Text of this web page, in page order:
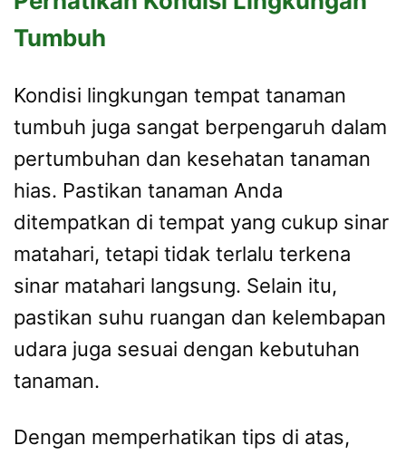
Tumbuh
Kondisi lingkungan tempat tanaman
tumbuh juga sangat berpengaruh dalam
pertumbuhan dan kesehatan tanaman
hias. Pastikan tanaman Anda
ditempatkan di tempat yang cukup sinar
matahari, tetapi tidak terlalu terkena
sinar matahari langsung. Selain itu,
pastikan suhu ruangan dan kelembapan
udara juga sesuai dengan kebutuhan
tanaman.
Dengan memperhatikan tips di atas,